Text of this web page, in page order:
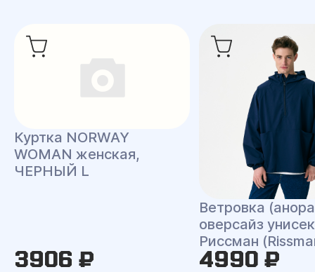
Куртка NORWAY
WOMAN женская,
ЧЕРНЫЙ L
3906 ₽
Ветровка
оверсайз
Риссман
4990 ₽